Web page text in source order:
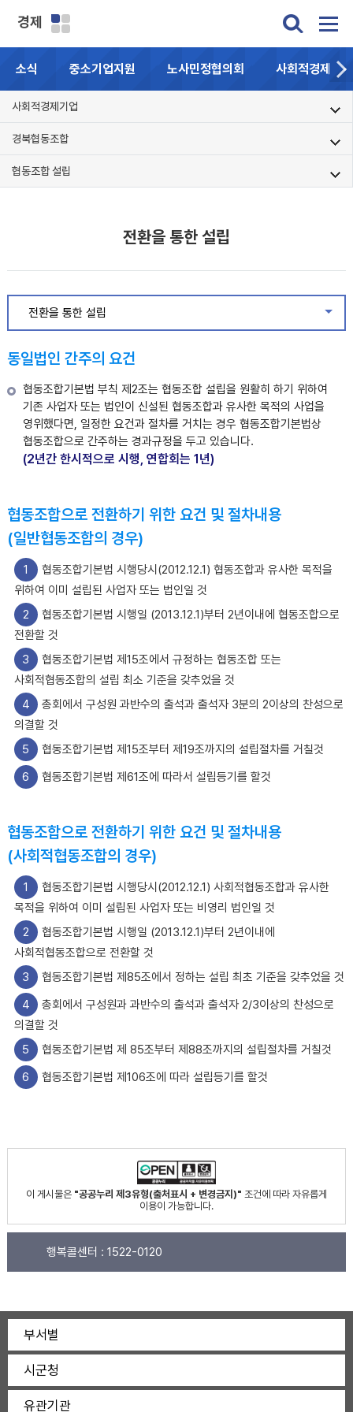
경제
소식 중소기업지원 노사민정협의회 사회적경제기업
사회적경제기업
경북협동조합
협동조합 설립
전환을 통한 설립
전환을 통한 설립
동일법인 간주의 요건
협동조합기본법 부칙 제2조는 협동조합 설립을 원활히 하기 위하여
기존 사업자 또는 법인이 신설된 협동조합과 유사한 목적의 사업을
영위했다면, 일정한 요건과 절차를 거치는 경우 협동조합기본법상
협동조합으로 간주하는 경과규정을 두고 있습니다.
(2년간 한시적으로 시행, 연합회는 1년)
협동조합으로 전환하기 위한 요건 및 절차내용
(일반협동조합의 경우)
1
협동조합기본법 시행당시(2012.12.1) 협동조합과 유사한 목적을
위하여 이미 설립된 사업자 또는 법인일 것
2
협동조합기본법 시행일 (2013.12.1)부터 2년이내에 협동조합으로
전환할 것
3
협동조합기본법 제15조에서 규정하는 협동조합 또는
사회적협동조합의 설립 최소 기준을 갖추었을 것
4
총회에서 구성원 과반수의 출석과 출석자 3분의 2이상의 찬성으로
의결할 것
5
협동조합기본법 제15조부터 제19조까지의 설립절차를 거칠것
6
협동조합기본법 제61조에 따라서 설립등기를 할것
협동조합으로 전환하기 위한 요건 및 절차내용
(사회적협동조합의 경우)
1
협동조합기본법 시행당시(2012.12.1) 사회적협동조합과 유사한
목적을 위하여 이미 설립된 사업자 또는 비영리 법인일 것
2
협동조합기본법 시행일 (2013.12.1)부터 2년이내에
사회적협동조합으로 전환할 것
3
협동조합기본법 제85조에서 정하는 설립 최초 기준을 갖추었을 것
4
총회에서 구성원과 과반수의 출석과 출석자 2/3이상의 찬성으로
의결할 것
5
협동조합기본법 제 85조부터 제88조까지의 설립절차를 거칠것
6
협동조합기본법 제106조에 따라 설립등기를 할것
이 게시물은 "공공누리 제3유형(출처표시 + 변경금지)" 조건에 따라 자유롭게
이용이 가능합니다.
행복콜센터 : 1522-0120
부서별
시군청
유관기관